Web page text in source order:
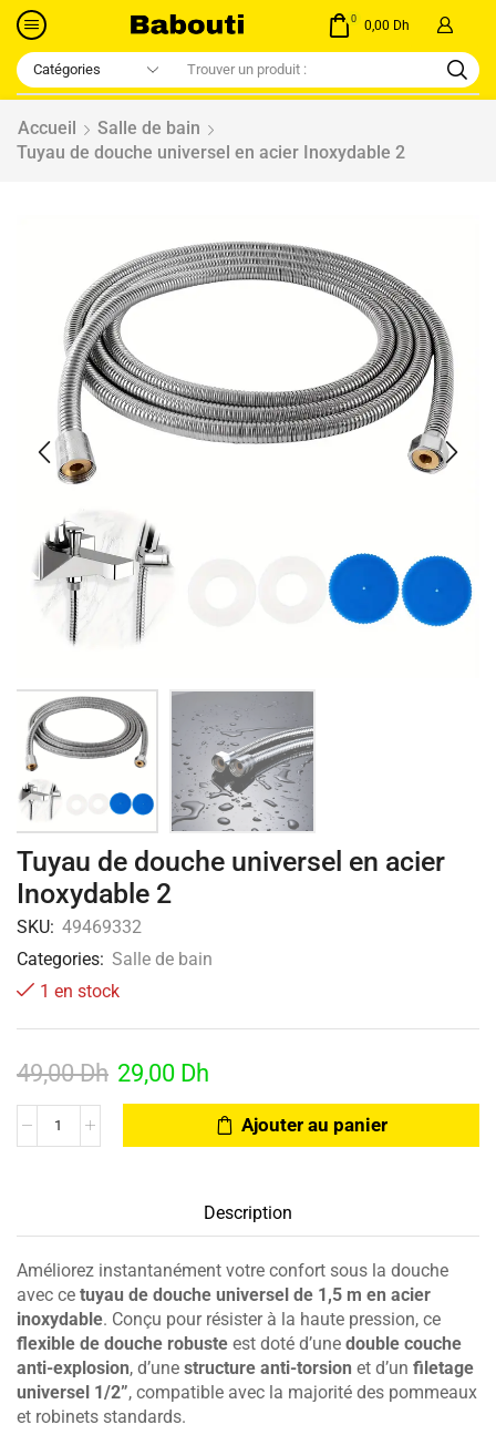
0 0,00 Dh
Accueil
Salle de bain
Tuyau de douche universel en acier Inoxydable 2
Tuyau de douche universel en acier
Inoxydable 2
SKU: 49469332
Categories: Salle de bain
1 en stock
49,00Dh 29,00 Dh
Ajouter au panier
Description
Améliorez instantanément votre confort sous la douche
avec ce tuyau de douche universel de 1,5 m en acier
inoxydable. Conçu pour résister à la haute pression, ce
flexible de douche robuste est doté d’une double couche
anti-explosion, d’une structure anti-torsion et d’un filetage
universel 1/2”, compatible avec la majorité des pommeaux
et robinets standards.